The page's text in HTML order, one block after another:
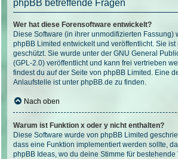
phpBB betreffende Fragen
Wer hat diese Forensoftware entwickelt?
Diese Software (in ihrer unmodifizierten Fassung)
phpBB Limited entwickelt und veröffentlicht. Sie
geschützt. Sie wurde unter der GNU General
(GPL-2.0) veröffentlicht und kann frei vertrieben
findest du auf der Seite von phpBB Limited . Eine
Anlaufstelle ist unter phpBB.de zu finden.
Nach oben
Warum ist Funktion x oder y nicht enthalten?
Diese Software wurde von phpBB Limited
dass eine Funktion implementiert werden sollte,
phpBB Ideas, wo du deine Stimme für